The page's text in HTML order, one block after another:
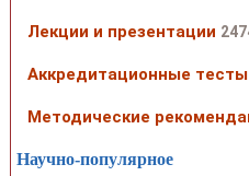
Лекции и презентации
Аккредитационные тесты
Методические
Научно-популярное